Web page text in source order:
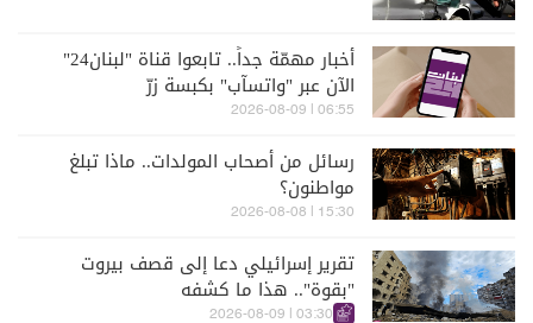
أخبار مهمّة جداً.. تابعوا قناة "لبنان24"
الآن عبر "واتسآب" بكبسة زرّ
06:55 | 2026-08-09
رسائل من أصحاب المولدات.. ماذا تبلغ
مواطنون؟
15:30 | 2026-08-08
تقرير إسرائيلي دعا إلى قصف بيروت
"بقوة".. هذا ما كشفه
03:30 | 2026-08-09